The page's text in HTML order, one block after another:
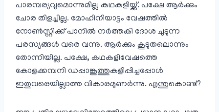
പാരമ്പര്യവുമൊന്നുമില്ല കഥകളിയ്ക്ക്. പക്ഷേ ആർക്കും
ചോര തിളച്ചില്ല. മോഹിനിയാട്ടം വേഷത്തിൽ
നോൺ‌സ്റ്റിക്ക് പാനിൽ നർത്തകി ദോശ ചുടുന്ന
പരസ്യങ്ങൾ വരെ വന്നു. ആർക്കും കൂടുതലൊന്നും
തോന്നിയില്ല. പക്ഷേ, കഥകളിവേഷത്തെ
കോളക്കമ്പനി ഡപ്പാങ്കൂത്തുകളിപ്പിച്ചപ്പോൾ
ഇതുവരെയില്ലാത്ത വികാരമുണർന്നു. എന്തുകൊണ്ട്?